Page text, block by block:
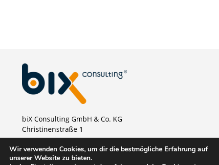
biX Consulting GmbH & Co. KG
Christinenstraße 1
40880 Ratingen
Telefon: +49 2102 875 46 00
E-Mail: vertrieb@bix-consulting.de
Wir verwenden Cookies, um dir die bestmögliche Erfahrung auf
unserer Website zu bieten.